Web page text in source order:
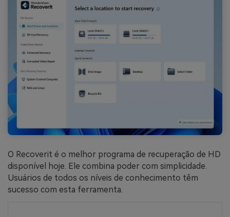
O Recoverit é o melhor programa de recuperação de HD
disponível hoje. Ele combina poder com simplicidade.
Usuários de todos os níveis de conhecimento têm
sucesso com esta ferramenta.